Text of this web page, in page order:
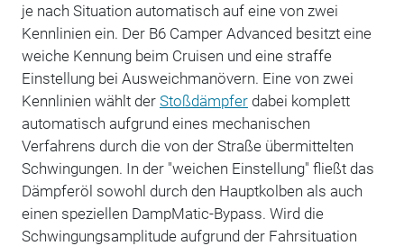
je nach Situation automatisch auf eine von zwei
Kennlinien ein. Der B6 Camper Advanced besitzt eine
weiche Kennung beim Cruisen und eine straffe
Einstellung bei Ausweichmanövern. Eine von zwei
Kennlinien wählt der Stoßdämpferdabei komplett
automatisch aufgrund eines mechanischen
Verfahrens durch die von der Straße übermittelten
Schwingungen. In der "weichen Einstellung" fließt das
Dämpferöl sowohl durch den Hauptkolben als auch
einen speziellen DampMatic-Bypass. Wird die
Schwingungsamplitude aufgrund der Fahrsituation